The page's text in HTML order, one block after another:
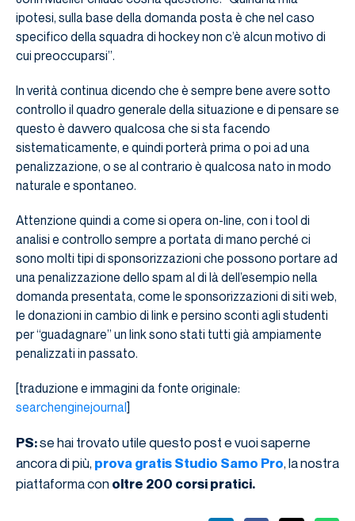
ipotesi, sulla base della domanda posta è che nel caso
specifico della squadra di hockey non c’è alcun motivo di
cui preoccuparsi”.
In verità continua dicendo che è sempre bene avere sotto
controllo il quadro generale della situazione e di pensare se
questo è davvero qualcosa che si sta facendo
sistematicamente, e quindi porterà prima o poi ad una
penalizzazione, o se al contrario è qualcosa nato in modo
naturale e spontaneo.
Attenzione quindi a come si opera on-line, con i tool di
analisi e controllo sempre a portata di mano perché ci
sono molti tipi di sponsorizzazioni che possono portare ad
una penalizzazione dello spam al di là dell’esempio nella
domanda presentata, come le sponsorizzazioni di siti web,
le donazioni in cambio di link e persino sconti agli studenti
per “guadagnare” un link sono stati tutti già ampiamente
penalizzati in passato.
[traduzione e immagini da fonte originale:
searchenginejournal]
PS:se hai trovato utile questo post e vuoi saperne
ancora di più, prova gratis Studio Samo Pro, la nostra
piattaforma con oltre 200 corsi pratici.